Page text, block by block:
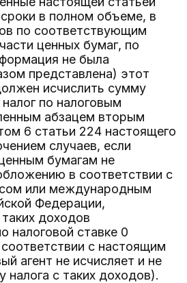
в полном объеме, в
по соответствующим
ценных бумаг, по
не была
представлена) этот
исчислить сумму
по налоговым
абзацем вторым
6 статьи 224 настоящего
случаев, если
бумагам не
в соответствии с
или международным
Федерации,
доходов
налоговой ставке 0
с настоящим
агент не исчисляет и не
с таких доходов).